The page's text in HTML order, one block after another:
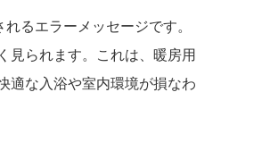
るエラーメッセージです。
見られます。これは、暖房用
適な入浴や室内環境が損なわ